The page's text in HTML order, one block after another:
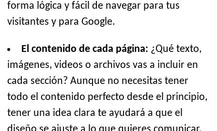
forma lógica y fácil de navegar para tus
visitantes y para Google.
El contenido de cada página: ¿Qué texto,
imágenes, videos o archivos vas a incluir en
cada sección? Aunque no necesitas tener
todo el contenido perfecto desde el principio,
tener una idea clara te ayudará a que el